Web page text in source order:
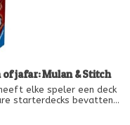
jafar: Mulan & Stitch
elke speler een deck
starterdecks bevatten